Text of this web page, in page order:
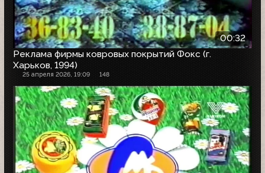
00:32
Реклама фирмы ковровых покрытий Фокс (г.
Харьков, 1994)
25 апреля 2026, 19:09 148